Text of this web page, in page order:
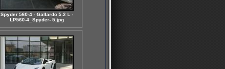
Spyder 560-4 - Gallardo 5.2 L -
LP560-4_Spyder- 5.jpg